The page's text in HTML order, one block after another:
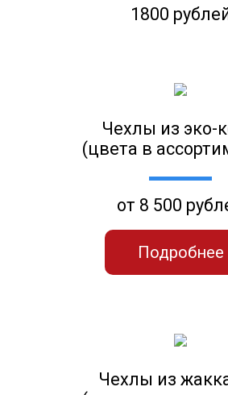
1800
Чехлы из эко-
(цвета в
от 8 500
Подробнее
Чехлы из